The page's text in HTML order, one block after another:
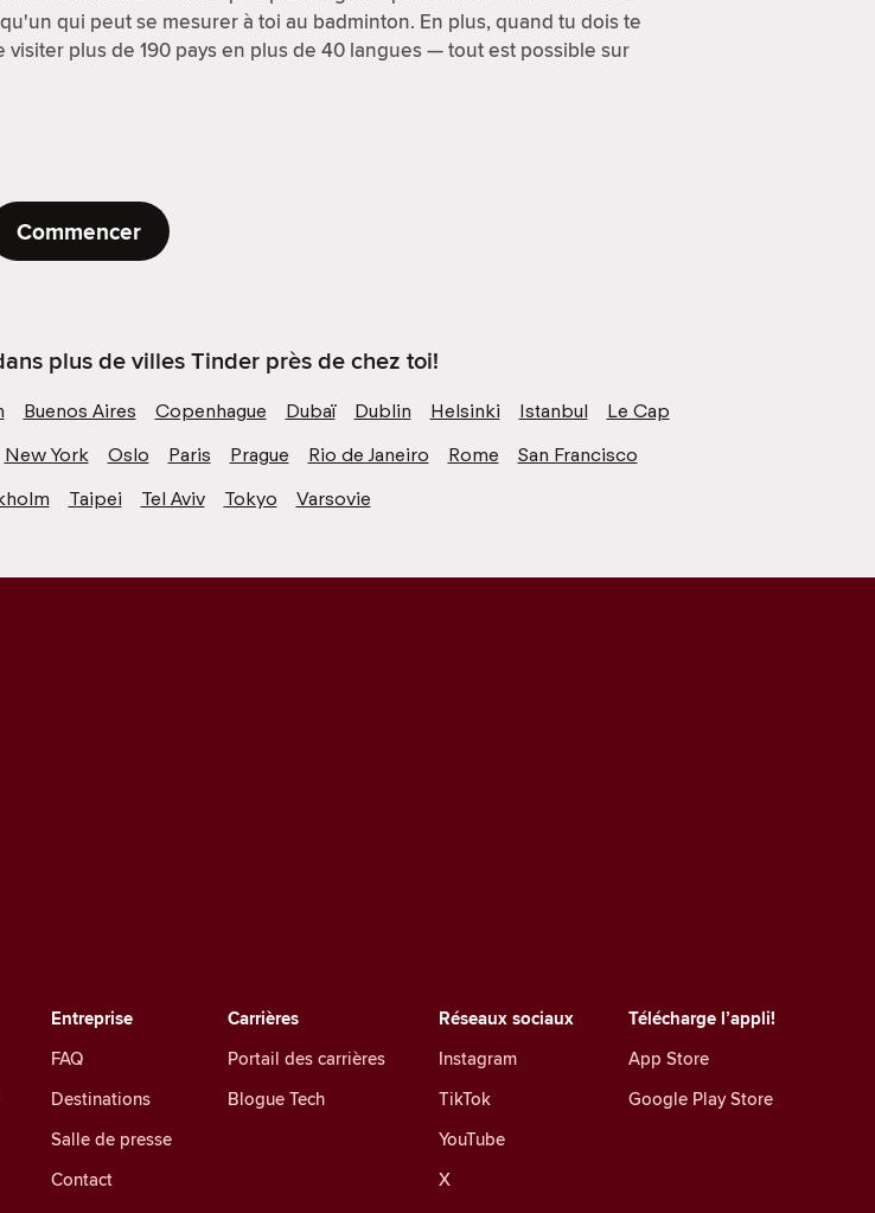
qui peut se mesurer à toi au badminton. En plus, quand tu dois te
plus de 190 pays en plus de 40 langues — tout est possible sur
Commencer
plus de villes Tinder près de chez toi!
Buenos Aires Copenhague Dubaï Dublin Helsinki Istanbul
Le Cap
New York Oslo Paris Prague Rio de Janeiro Rome
San Francisco
Taipei Tel Aviv Tokyo Varsovie
Réseaux sociaux
Instagram
TikTok
YouTube
X
Carrières
Portail des carrières
Blogue Tech
Entreprise
FAQ
Destinations
Salle de presse
Contact
Télécharge l’appli!
App Store
Google Play Store